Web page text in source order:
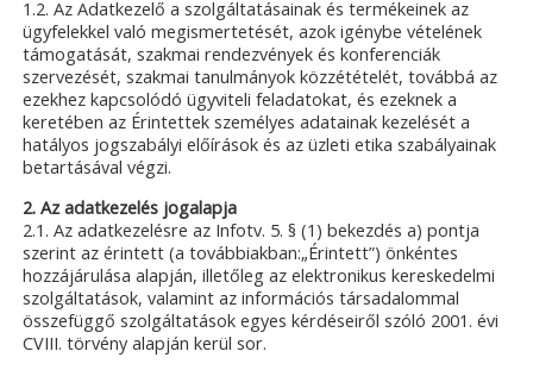
1.2. Az Adatkezelő a szolgáltatásainak és termékeinek az
ügyfelekkel való megismertetését, azok igénybe vételének
támogatását, szakmai rendezvények és konferenciák
szervezését, szakmai tanulmányok közzétételét, továbbá az
ezekhez kapcsolódó ügyviteli feladatokat, és ezeknek a
keretében az Érintettek személyes adatainak kezelését a
hatályos jogszabályi előírások és az üzleti etika szabályainak
betartásával végzi.
2. Az adatkezelés jogalapja
2.1. Az adatkezelésre az Infotv. 5. § (1) bekezdés a) pontja
szerint az érintett (a továbbiakban:„Érintett”) önkéntes
hozzájárulása alapján, illetőleg az elektronikus kereskedelmi
szolgáltatások, valamint az információs társadalommal
összefüggő szolgáltatások egyes kérdéseiről szóló 2001. évi
CVIII. törvény alapján kerül sor.